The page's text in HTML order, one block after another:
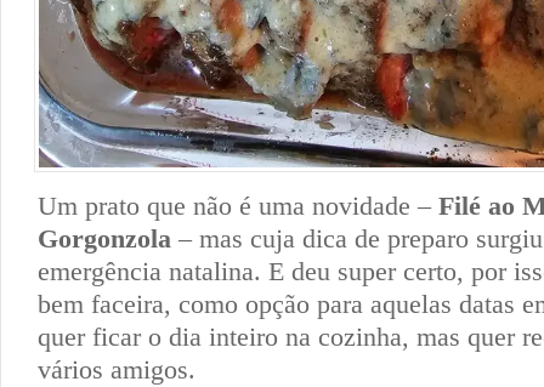
Um prato que não é uma novidade – Filé ao
Gorgonzola – mas cuja dica de preparo
emergência natalina. E deu super certo, por
bem faceira, como opção para aquelas datas
quer ficar o dia inteiro na cozinha, mas quer
vários amigos.